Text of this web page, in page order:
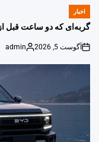
POSTED
IN
اخبار
گربه‌ای که دو ساعت قبل از
on
آگوست 5, 2026
Posted
admin